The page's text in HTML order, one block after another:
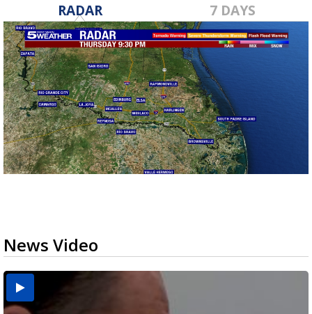
RADAR 7 DAYS
News Video